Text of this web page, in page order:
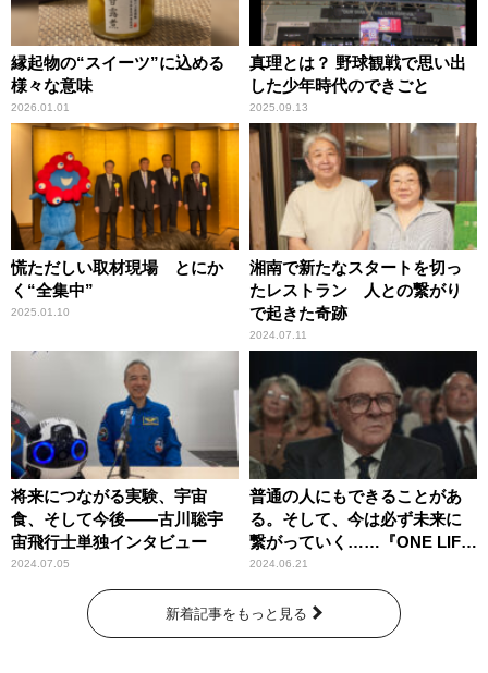
縁起物の“スイーツ”に込める
様々な意味
2026.01.01
真理とは？ 野球観戦で思い出
した少年時代のできごと
2025.09.13
慌ただしい取材現場 とにか
く“全集中”
2025.01.10
湘南で新たなスタートを切っ
たレストラン 人との繋がり
で起きた奇跡
2024.07.11
将来につながる実験、宇宙
食、そして今後――古川聡宇
宙飛行士単独インタビュー
2024.07.05
普通の人にもできることがあ
る。そして、今は必ず未来に
繋がっていく……『ONE LIFE
奇跡が繋いだ6000の命』
2024.06.21
新着記事をもっと見る